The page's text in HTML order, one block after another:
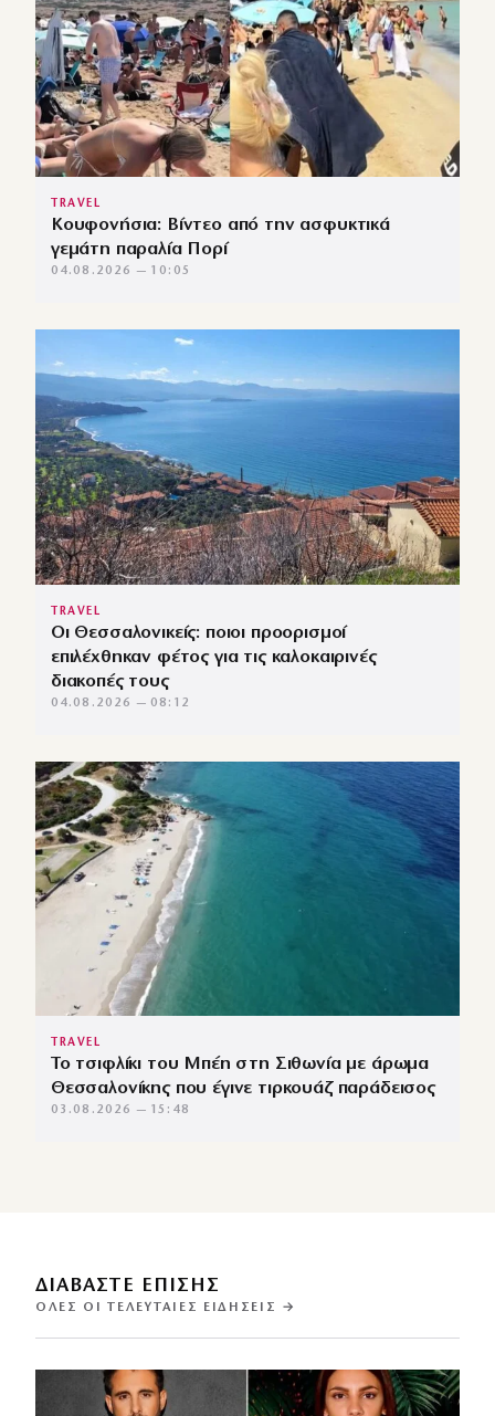
TRAVEL
Κουφονήσια: Βίντεο από την ασφυκτικά
γεμάτη παραλία Πορί
04.08.2026 — 10:05
TRAVEL
Οι Θεσσαλονικείς: ποιοι προορισμοί
επιλέχθηκαν φέτος για τις καλοκαιρινές
διακοπές τους
04.08.2026 — 08:12
TRAVEL
Το τσιφλίκι του Μπέη στη Σιθωνία με άρωμα
Θεσσαλονίκης που έγινε τιρκουάζ παράδεισος
03.08.2026 — 15:48
ΔΙΑΒΑΣΤΕ ΕΠΙΣΗΣ
ΌΛΕΣ ΟΙ ΤΕΛΕΥΤΑΊΕΣ ΕΙΔΉΣΕΙΣ →